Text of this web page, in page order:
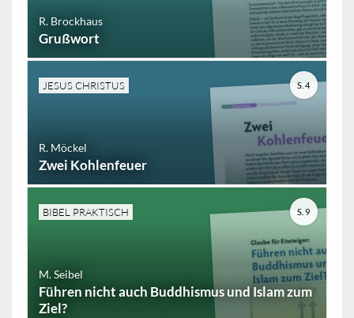
R. Brockhaus
Grußwort
JESUS CHRISTUS
R. Möckel
Zwei Kohlenfeuer
S. 4
BIBEL PRAKTISCH
M. Seibel
Führen nicht auch Buddhismus und Islam zum
Ziel?
S. 9